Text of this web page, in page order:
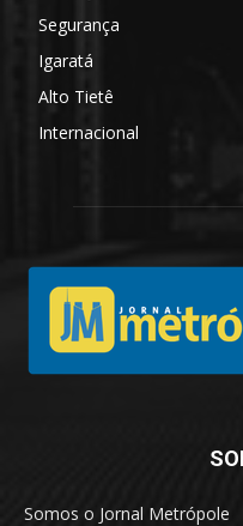
Segurança
Igaratá
Alto Tietê
Internacional
Somos o Jornal Metrópole